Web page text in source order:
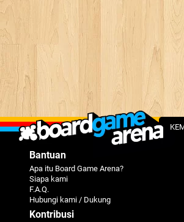
Bantuan
Apa itu Board Game Arena?
Siapa kami
F.A.Q.
Hubungi kami / Dukung
Kontribusi